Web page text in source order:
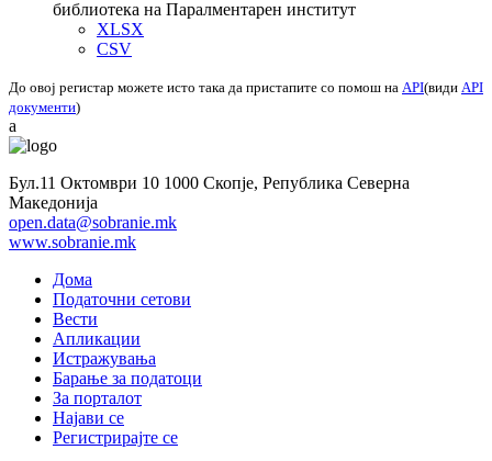
библиотека на Паралментарен институт
XLSX
CSV
До овој регистар можете исто така да пристапите со помош на API(види API
документи)
a
Бул.11 Октомври 10 1000 Скопје, Република Северна
Македонија
open.data@sobranie.mk
www.sobranie.mk
Дома
Податочни сетови
Вести
Апликации
Истражувања
Барање за податоци
За порталот
Најави се
Регистрирајте се